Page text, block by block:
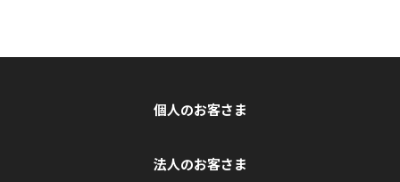
個人のお客さま
法人のお客さま